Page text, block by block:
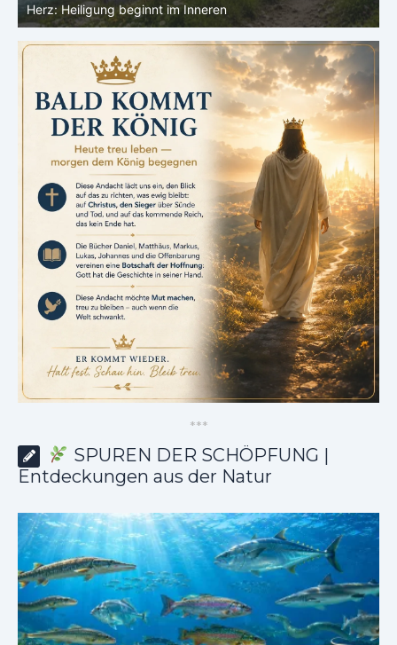
ähnlicher werden: Verwandlung von innen heraus
***
SPUREN DER SCHÖPFUNG |
Entdeckungen aus der Natur